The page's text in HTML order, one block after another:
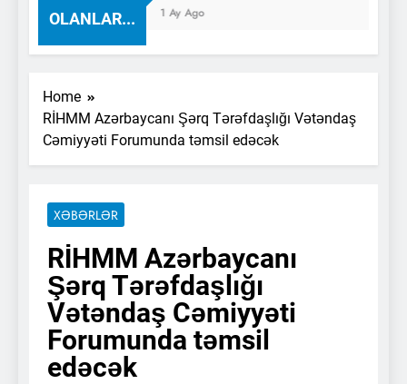
OLANLAR...
1 Ay Ago
Home
RİHMM Azərbaycanı Şərq Tərəfdaşlığı Vətəndaş
Cəmiyyəti Forumunda təmsil edəcək
XƏBƏRLƏR
RİHMM Azərbaycanı
Şərq Tərəfdaşlığı
Vətəndaş Cəmiyyəti
Forumunda təmsil
edəcək